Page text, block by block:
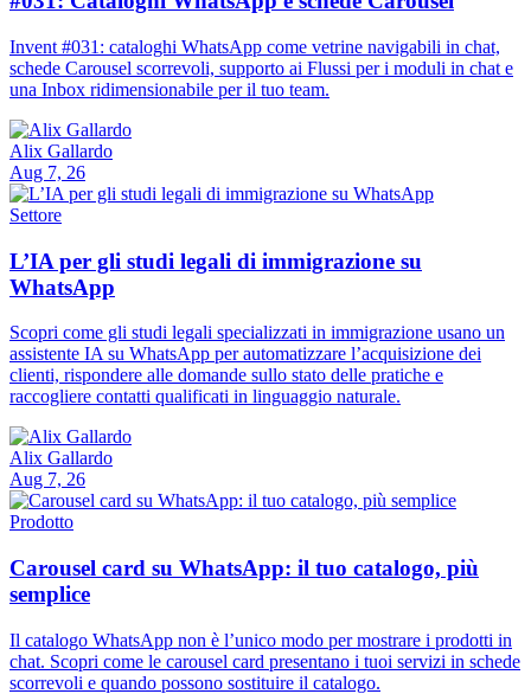
Invent #031: cataloghi WhatsApp come vetrine navigabili in chat,
schede Carousel scorrevoli, supporto ai Flussi per i moduli in chat e
una Inbox ridimensionabile per il tuo team.
Alix Gallardo
Aug 7, 26
Settore
L’IA per gli studi legali di immigrazione su
WhatsApp
Scopri come gli studi legali specializzati in immigrazione usano un
assistente IA su WhatsApp per automatizzare l’acquisizione dei
clienti, rispondere alle domande sullo stato delle pratiche e
raccogliere contatti qualificati in linguaggio naturale.
Alix Gallardo
Aug 7, 26
Prodotto
Carousel card su WhatsApp: il tuo catalogo, più
semplice
Il catalogo WhatsApp non è l’unico modo per mostrare i prodotti in
chat. Scopri come le carousel card presentano i tuoi servizi in schede
scorrevoli e quando possono sostituire il catalogo.